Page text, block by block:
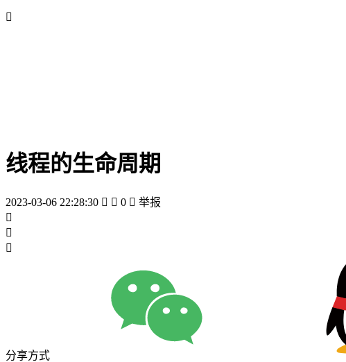

线程的生命周期
2023-03-06 22:28:30   0  举报



分享方式